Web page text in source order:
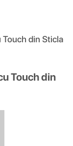
din Sticla
Touch din